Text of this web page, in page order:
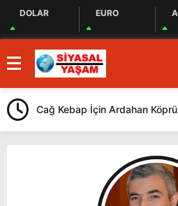
DOLAR EURO
Cağ Kebap İçin Ardahan
Geliyorlar